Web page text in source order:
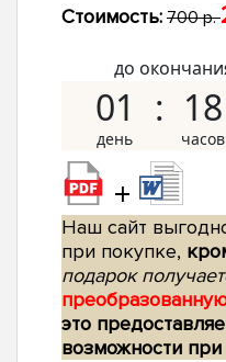
Стоимость: 700 р.
до
01 18
+
Наш сайт
при покупке,
подарок
это
возможности